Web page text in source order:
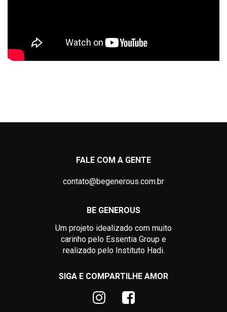
FALE COM A GENTE
contato@begenerous.com.br
BE GENEROUS
Um projeto idealizado com muito
carinho pelo Essentia Group e
realizado pelo Instituto Hadi.
SIGA E COMPARTILHE AMOR